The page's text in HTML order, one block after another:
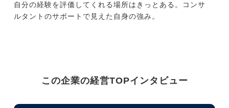
自分の経験を評価してくれる場所はきっとある。コンサ
ルタントのサポートで見えた自身の強み。
この企業の経営TOPインタビュー